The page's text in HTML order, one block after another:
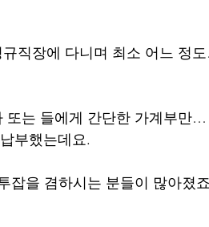
직장에 다니며 최소 어느 정
또는 들에게 간단한 가계부만
부했는데요.
잡을 겸하시는 분들이 많아졌